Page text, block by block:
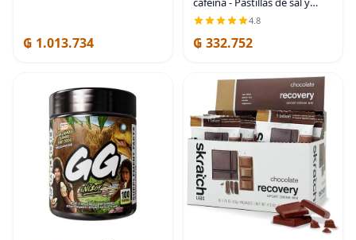
₲ 1.013.734
electrolitos para correr,
hidratación, alivio de
calambres en las piernas,
4.8
₲ 332.752